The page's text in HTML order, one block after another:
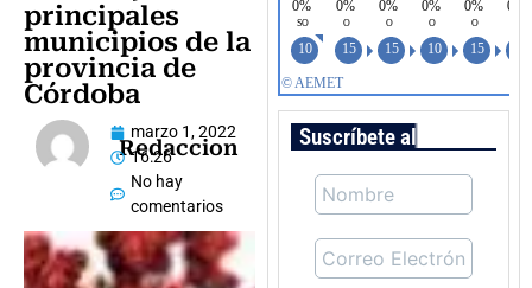
principales
municipios de la
provincia de
Córdoba
Redaccion
marzo 1, 2022
16:26
No hay
comentarios
Suscríbete al boletín